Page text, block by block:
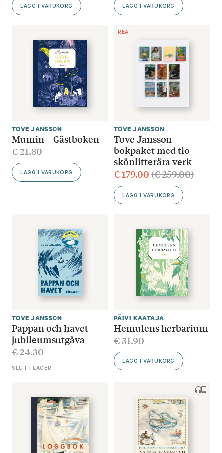
LÄGG I VARUKORG LÄGG I VARUKORG
TOVE JANSSON
Mumin – Gästboken
€21.80
LÄGG I VARUKORG
REA
TOVE JANSSON
Tove Jansson –
bokpaket med tio
skönlitterära verk
€179.00(€259.00)
LÄGG I VARUKORG
TOVE JANSSON
Pappan och havet –
jubileumsutgåva
€24.30
SLUT I LAGER
PÄIVI KAATAJA
Hemulens herbarium
€31.90
LÄGG I VARUKORG